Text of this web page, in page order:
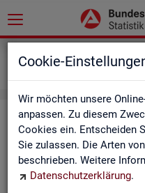
Cookie-
Wir möchten unsere
anpassen. Zu diesem
Cookies ein. Entscheiden
Sie zulassen. Die Arten
beschrieben. Weitere
Datenschutzerklärung.
In der Me­dia­thek fin­den
zu zen­tra­len The­men der
Vi­deo­an­ge­bot nach und